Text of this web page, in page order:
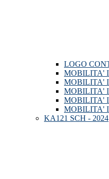
LOGO
MOBILITA'
MOBILITA'
MOBILITA'
MOBILITA'
MOBILITA'
KA121 SCH - 2024